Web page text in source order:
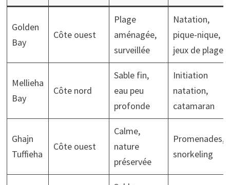
Golden
Bay
Côte ouest
Plage
aménagée,
surveillée
Natation,
pique-nique,
jeux de plage
Mellieha
Bay
Côte nord
Sable fin,
eau peu
profonde
Initiation
natation,
catamaran
Ghajn
Tuffieha
Côte ouest
Calme,
nature
préservée
Promenades,
snorkeling